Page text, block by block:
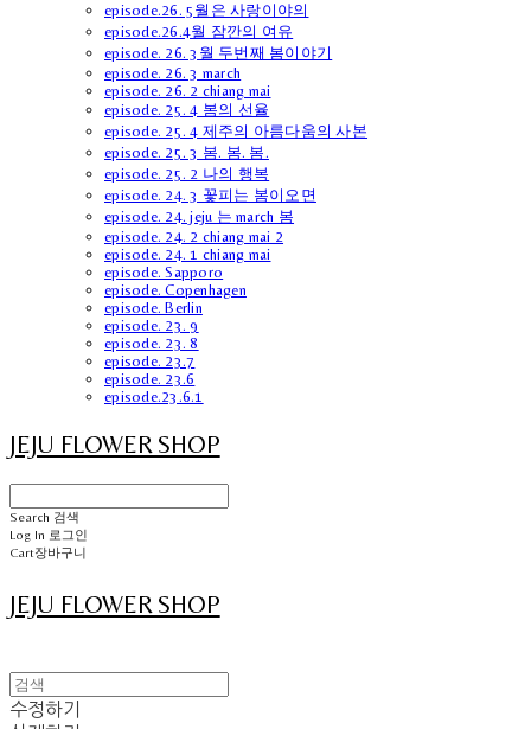
episode.26. 5월은 사랑이야의
episode.26.4월 잠깐의 여유
episode. 26. 3월 두번째 봄이야기
episode. 26. 3 march
episode. 26. 2 chiang mai
episode. 25. 4 봄의 선율
episode. 25. 4 제주의 아름다움의 사본
episode. 25. 3 봄. 봄. 봄.
episode. 25. 2 나의 행복
episode. 24. 3 꽃피는 봄이오면
episode. 24. jeju 는 march 봄
episode. 24. 2 chiang mai 2
episode. 24. 1 chiang mai
episode. Sapporo
episode. Copenhagen
episode. Berlin
episode. 23. 9
episode. 23. 8
episode. 23.7
episode. 23.6
episode.23.6.1
JEJU FLOWER SHOP
Search 검색
Log In 로그인
Cart장바구니
JEJU FLOWER SHOP
수정하기